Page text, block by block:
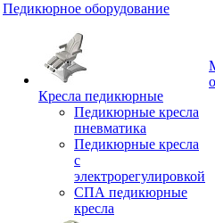
Педикюрное оборудование
Кресла педикюрные
Педикюрные кресла
пневматика
Педикюрные кресла
с
электрорегулировкой
СПА педикюрные
кресла